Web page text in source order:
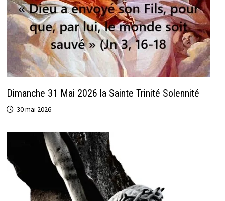
Dimanche 31 Mai 2026 la Sainte Trinité Solennité
30 mai 2026